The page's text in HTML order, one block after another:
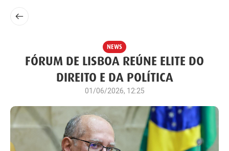
NEWS
FÓRUM DE LISBOA REÚNE ELITE DO
DIREITO E DA POLÍTICA
01/06/2026, 12:25